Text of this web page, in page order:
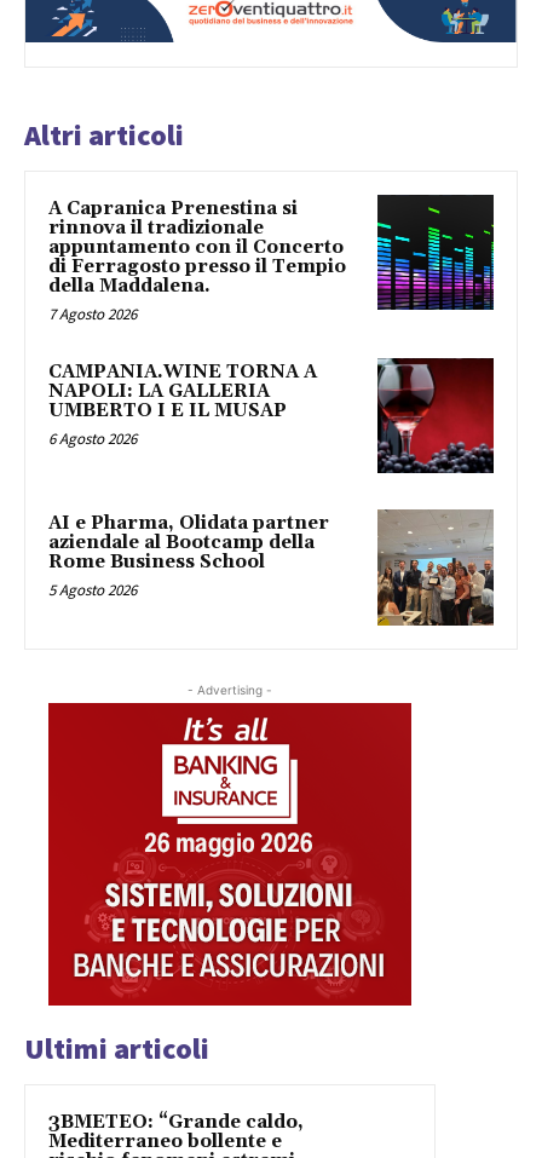
Altri articoli
A Capranica Prenestina si
rinnova il tradizionale
appuntamento con il Concerto
di Ferragosto presso il Tempio
della Maddalena.
7 Agosto 2026
CAMPANIA.WINE TORNA A
NAPOLI: LA GALLERIA
UMBERTO I E IL MUSAP
6 Agosto 2026
AI e Pharma, Olidata partner
aziendale al Bootcamp della
Rome Business School
5 Agosto 2026
- Advertising -
Ultimi articoli
3BMETEO: “Grande caldo,
Mediterraneo bollente e